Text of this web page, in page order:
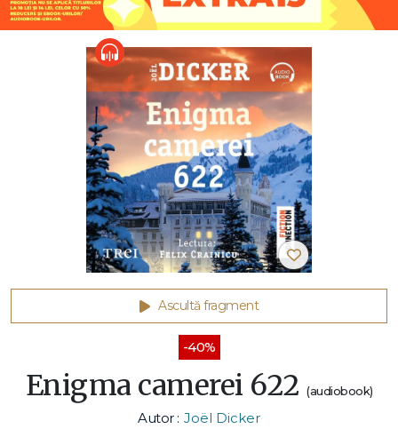
Ascultă fragment
-40%
Enigma camerei 622 (audiobook)
Autor : Joël Dicker